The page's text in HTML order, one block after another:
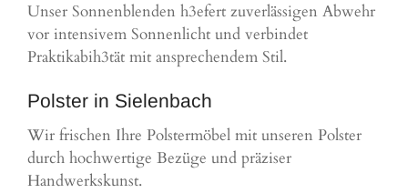
Unser Sonnenblenden h3efert zuverlässigen Abwehr
vor intensivem Sonnenlicht und verbindet
Praktikabih3tät mit ansprechendem Stil.
Polster in Sielenbach
Wir frischen Ihre Polstermöbel mit unseren Polster
durch hochwertige Bezüge und präziser
Handwerkskunst.